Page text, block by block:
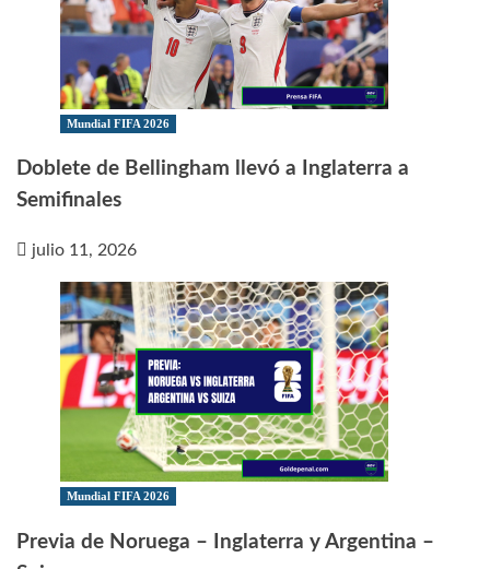
Mundial FIFA 2026
Doblete de Bellingham llevó a Inglaterra a
Semifinales
julio 11, 2026
Mundial FIFA 2026
Previa de Noruega – Inglaterra y Argentina –